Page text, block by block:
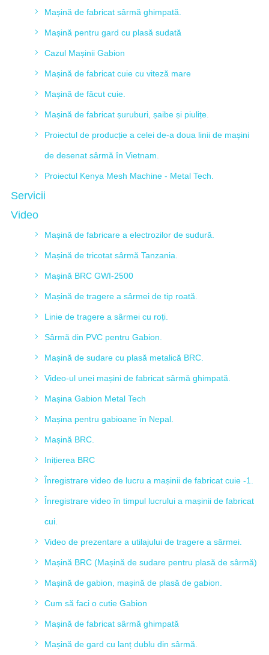
Mașină de fabricat sârmă ghimpată.
Mașină pentru gard cu plasă sudată
Cazul Mașinii Gabion
Mașină de fabricat cuie cu viteză mare
Mașină de făcut cuie.
Mașină de fabricat șuruburi, șaibe și piulițe.
Proiectul de producție a celei de-a doua linii de mașini
de desenat sârmă în Vietnam.
Proiectul Kenya Mesh Machine - Metal Tech.
Servicii
Video
Mașină de fabricare a electrozilor de sudură.
Mașină de tricotat sârmă Tanzania.
Mașină BRC GWI-2500
Mașină de tragere a sârmei de tip roată.
Linie de tragere a sârmei cu roți.
Sârmă din PVC pentru Gabion.
Mașină de sudare cu plasă metalică BRC.
Video-ul unei mașini de fabricat sârmă ghimpată.
Mașina Gabion Metal Tech
Mașina pentru gabioane în Nepal.
Mașină BRC.
Inițierea BRC
Înregistrare video de lucru a mașinii de fabricat cuie -1.
Înregistrare video în timpul lucrului a mașinii de fabricat
cui.
Video de prezentare a utilajului de tragere a sârmei.
Mașină BRC (Mașină de sudare pentru plasă de sârmă)
Mașină de gabion, mașină de plasă de gabion.
Cum să faci o cutie Gabion
Mașină de fabricat sârmă ghimpată
Mașină de gard cu lanț dublu din sârmă.